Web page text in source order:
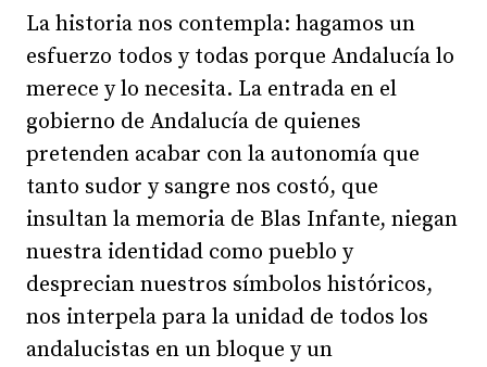
La historia nos contempla: hagamos un
esfuerzo todos y todas porque Andalucía lo
merece y lo necesita. La entrada en el
gobierno de Andalucía de quienes
pretenden acabar con la autonomía que
tanto sudor y sangre nos costó, que
insultan la memoria de Blas Infante, niegan
nuestra identidad como pueblo y
desprecian nuestros símbolos históricos,
nos interpela para la unidad de todos los
andalucistas en un bloque y un